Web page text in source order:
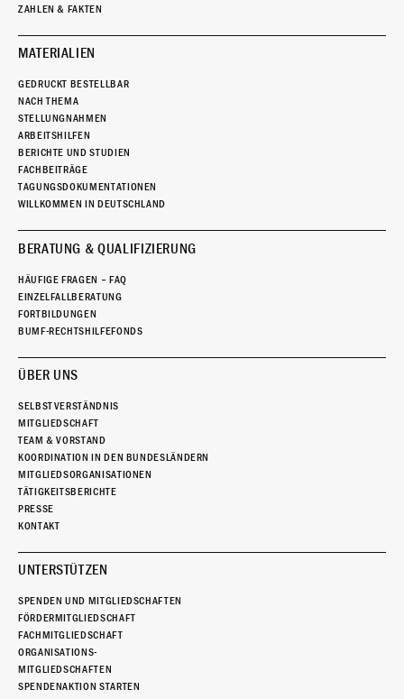
ZAHLEN & FAKTEN
MATERIALIEN
GEDRUCKT BESTELLBAR
NACH THEMA
STELLUNGNAHMEN
ARBEITSHILFEN
BERICHTE UND STUDIEN
FACHBEITRÄGE
TAGUNGSDOKUMENTATIONEN
WILLKOMMEN IN DEUTSCHLAND
BERATUNG & QUALIFIZIERUNG
HÄUFIGE FRAGEN – FAQ
EINZELFALLBERATUNG
FORTBILDUNGEN
BUMF-RECHTSHILFEFONDS
ÜBER UNS
SELBSTVERSTÄNDNIS
MITGLIEDSCHAFT
TEAM & VORSTAND
KOORDINATION IN DEN BUNDESLÄNDERN
MITGLIEDSORGANISATIONEN
TÄTIGKEITSBERICHTE
PRESSE
KONTAKT
UNTERSTÜTZEN
SPENDEN UND MITGLIEDSCHAFTEN
FÖRDERMITGLIEDSCHAFT
FACHMITGLIEDSCHAFT
ORGANISATIONS-
MITGLIEDSCHAFTEN
SPENDENAKTION STARTEN